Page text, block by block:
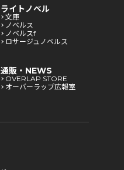
ライトノベル
文庫
ノベルス
ノベルスf
ロサージュノベルス
通販・NEWS
OVERLAP STORE
オーバーラップ広報室